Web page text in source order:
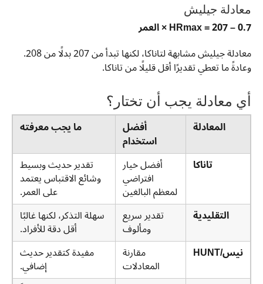
معادلة جيليش
HRmax = 207 – 0.7 × العمر
معادلة جيليش مشابهة لتاناكا، لكنها تبدأ من 207 بدلًا من 208.
وعادةً ما تعطي تقديرًا أقل قليلًا من تاناكا.
أي معادلة يجب أن تختار؟
المعادلة أفضل
استخدام
ما يجب معرفته
تاناكا
أفضل خيار
افتراضي
لمعظم البالغين
تقدير حديث وبسيط
وشائع الاقتباس يعتمد
على العمر.
التقليدية
تقدير سريع
ومألوف
سهلة التذكر، لكنها غالبًا
أقل دقة للأفراد.
نيس/HUNT
مقارنة
المعادلات
مفيدة كتقدير حديث
إضافي.